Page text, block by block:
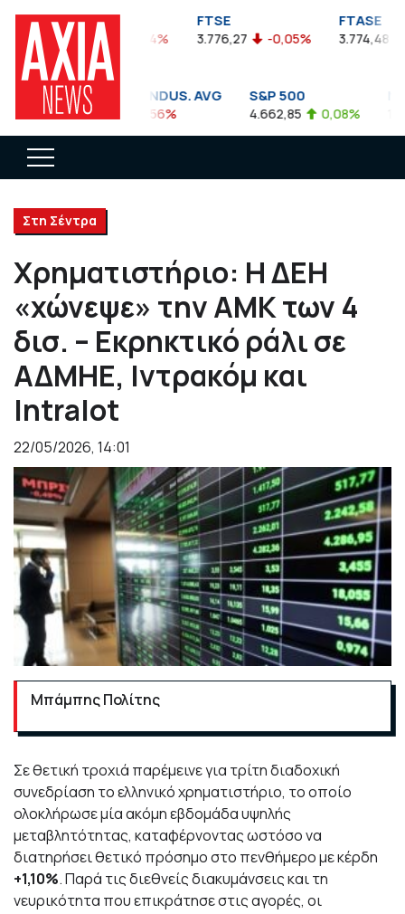
FTSEA
899,47 -0,04%
FTSE
3.776,27 -0,05%
FTASE
3.774,48
DOW JONES INDUS. AVG
35.911,81 -0,56%
S&P 500
4.662,85 0,08%
Στη Σέντρα
Χρηματιστήριο: Η ΔΕΗ
«χώνεψε» την ΑΜΚ των 4
δισ. – Εκρηκτικό ράλι σε
ΑΔΜΗΕ, Ιντρακόμ και
Intralot
22/05/2026, 14:01
Μπάμπης Πολίτης
Σε θετική τροχιά παρέμεινε για τρίτη διαδοχική
συνεδρίαση το ελληνικό χρηματιστήριο, το οποίο
ολοκλήρωσε μία ακόμη εβδομάδα υψηλής
μεταβλητότητας, καταφέρνοντας ωστόσο να
διατηρήσει θετικό πρόσημο στο πενθήμερο με κέρδη
+1,10%. Παρά τις διεθνείς διακυμάνσεις και τη
νευρικότητα που επικράτησε στις αγορές, οι